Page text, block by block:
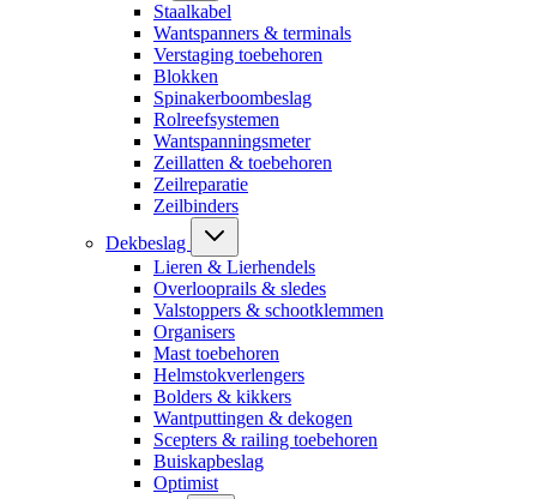
Staalkabel
Wantspanners & terminals
Verstaging toebehoren
Blokken
Spinakerboombeslag
Rolreefsystemen
Wantspanningsmeter
Zeillatten & toebehoren
Zeilreparatie
Zeilbinders
Dekbeslag
Lieren & Lierhendels
Overlooprails & sledes
Valstoppers & schootklemmen
Organisers
Mast toebehoren
Helmstokverlengers
Bolders & kikkers
Wantputtingen & dekogen
Scepters & railing toebehoren
Buiskapbeslag
Optimist